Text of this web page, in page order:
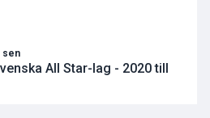
sen
All Star-lag - 2020 till